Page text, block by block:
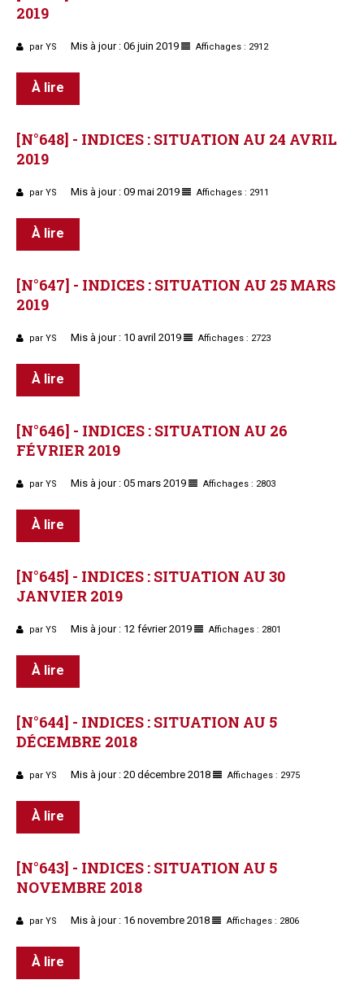
2019
par YS Mis à jour : 06 juin 2019 Affichages : 2912
À lire
[N°648] - INDICES : SITUATION AU 24 AVRIL
2019
par YS Mis à jour : 09 mai 2019 Affichages : 2911
À lire
[N°647] - INDICES : SITUATION AU 25 MARS
2019
par YS Mis à jour : 10 avril 2019 Affichages : 2723
À lire
[N°646] - INDICES : SITUATION AU 26
FÉVRIER 2019
par YS Mis à jour : 05 mars 2019 Affichages : 2803
À lire
[N°645] - INDICES : SITUATION AU 30
JANVIER 2019
par YS Mis à jour : 12 février 2019 Affichages : 2801
À lire
[N°644] - INDICES : SITUATION AU 5
DÉCEMBRE 2018
par YS Mis à jour : 20 décembre 2018 Affichages : 2975
À lire
[N°643] - INDICES : SITUATION AU 5
NOVEMBRE 2018
par YS Mis à jour : 16 novembre 2018 Affichages : 2806
À lire